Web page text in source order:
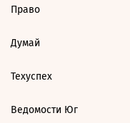
Право
Думай
Техуспех
Ведомости Юг